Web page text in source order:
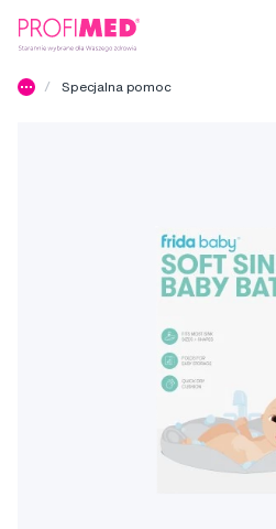
Specjalna pomoc